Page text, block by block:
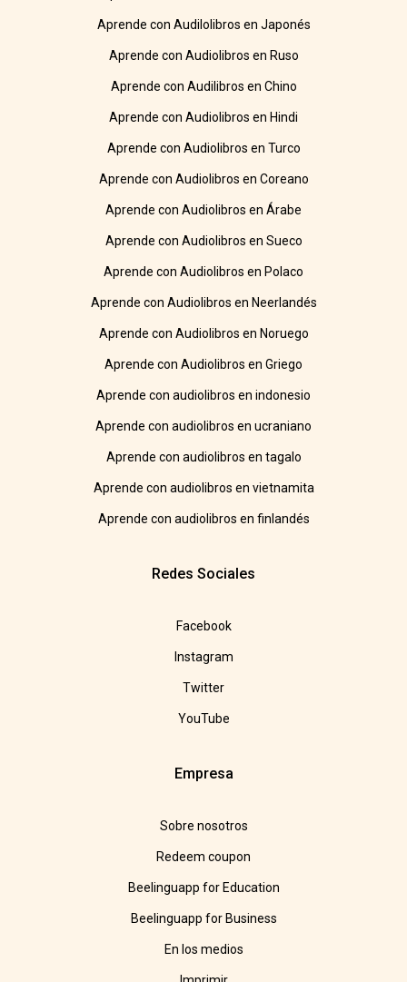
Aprende con Audilolibros en Japonés
Aprende con Audiolibros en Ruso
Aprende con Audilibros en Chino
Aprende con Audiolibros en Hindi
Aprende con Audiolibros en Turco
Aprende con Audiolibros en Coreano
Aprende con Audiolibros en Árabe
Aprende con Audiolibros en Sueco
Aprende con Audiolibros en Polaco
Aprende con Audiolibros en Neerlandés
Aprende con Audiolibros en Noruego
Aprende con Audiolibros en Griego
Aprende con audiolibros en indonesio
Aprende con audiolibros en ucraniano
Aprende con audiolibros en tagalo
Aprende con audiolibros en vietnamita
Aprende con audiolibros en finlandés
Redes Sociales
Facebook
Instagram
Twitter
YouTube
Empresa
Sobre nosotros
Redeem coupon
Beelinguapp for Education
Beelinguapp for Business
En los medios